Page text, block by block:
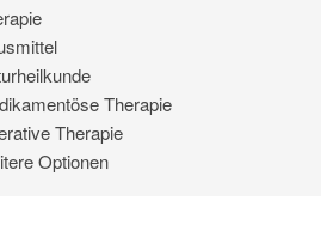
Therapie
Therapie
Optionen